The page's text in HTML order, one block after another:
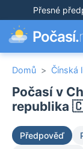
Přesné
Počasí.
Domů > Čínská
Počasí v
republika
Předpověď